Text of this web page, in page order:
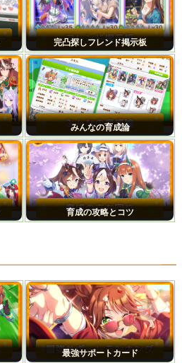
完凸探しフレンド掲示板
みんなの育成論
育成の攻略とコツ
最強サポートカード